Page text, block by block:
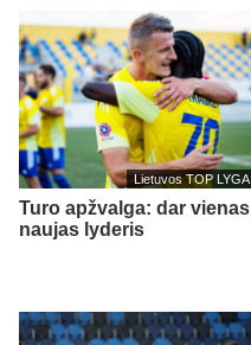
Lietuvos TOP LYGA
Turo apžvalga: dar vienas
naujas lyderis